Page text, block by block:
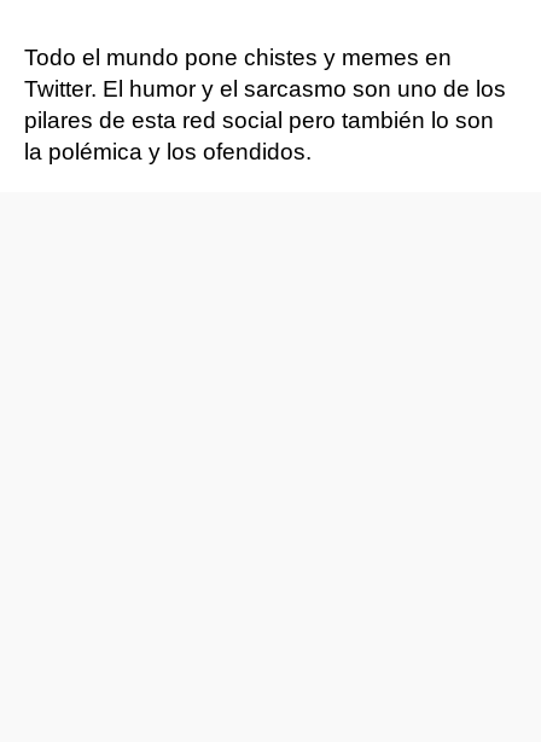
Todo el mundo pone chistes y memes en
Twitter. El humor y el sarcasmo son uno de los
pilares de esta red social pero también lo son
la polémica y los ofendidos.